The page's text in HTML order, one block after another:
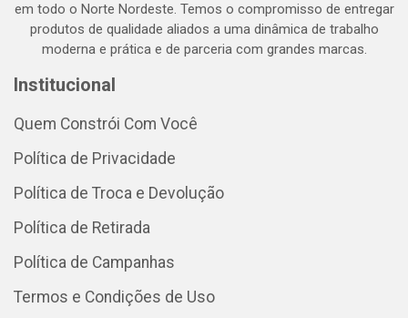
em todo o Norte Nordeste. Temos o compromisso de entregar
produtos de qualidade aliados a uma dinâmica de trabalho
moderna e prática e de parceria com grandes marcas.
Institucional
Quem Constrói Com Você
Política de Privacidade
Política de Troca e Devolução
Política de Retirada
Política de Campanhas
Termos e Condições de Uso